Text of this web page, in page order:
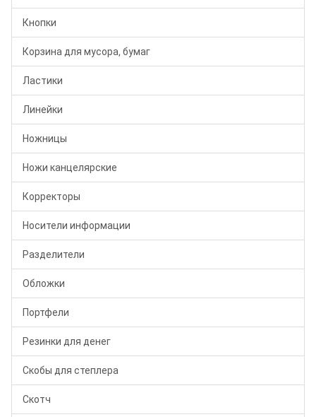
Кнопки
Корзина для мусора, бумаг
Ластики
Линейки
Ножницы
Ножи канцелярские
Корректоры
Носители информации
Разделители
Обложки
Портфели
Резинки для денег
Скобы для степлера
Скотч